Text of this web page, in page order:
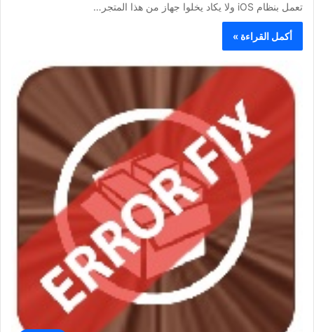
تعمل بنظام iOS ولا يكاد يخلوا جهاز من هذا المتجر…
أكمل القراءة »